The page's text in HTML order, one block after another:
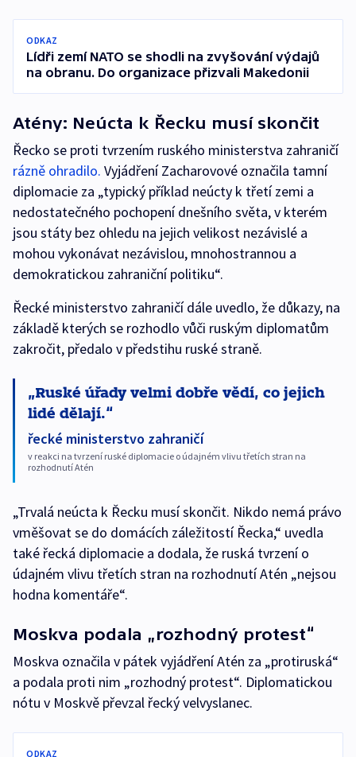
ODKAZ
Lídři zemí NATO se shodli na zvyšování výdajů
na obranu. Do organizace přizvali Makedonii
Atény: Neúcta k Řecku musí skončit
Řecko se proti tvrzením ruského ministerstva zahraničí
rázně ohradilo. Vyjádření Zacharovové označila tamní
diplomacie za „typický příklad neúcty k třetí zemi a
nedostatečného pochopení dnešního světa, v kterém
jsou státy bez ohledu na jejich velikost nezávislé a
mohou vykonávat nezávislou, mnohostrannou a
demokratickou zahraniční politiku“.
Řecké ministerstvo zahraničí dále uvedlo, že důkazy, na
základě kterých se rozhodlo vůči ruským diplomatům
zakročit, předalo v předstihu ruské straně.
Ruské úřady velmi dobře vědí, co jejich
lidé dělají.
řecké ministerstvo zahraničí
v reakci na tvrzení ruské diplomacie o údajném vlivu třetích stran na
rozhodnutí Atén
„Trvalá neúcta k Řecku musí skončit. Nikdo nemá právo
vměšovat se do domácích záležitostí Řecka,“ uvedla
také řecká diplomacie a dodala, že ruská tvrzení o
údajném vlivu třetích stran na rozhodnutí Atén „nejsou
hodna komentáře“.
Moskva podala „rozhodný protest“
Moskva označila v pátek vyjádření Atén za „protiruská“
a podala proti nim „rozhodný protest“. Diplomatickou
nótu v Moskvě převzal řecký velvyslanec.
ODKAZ